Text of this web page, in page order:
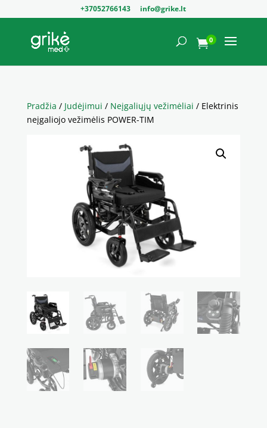
+37052766143 info@grike.lt
0
Pradžia / Judėjimui / Neįgaliųjų vežimėliai / Elektrinis
neįgaliojo vežimėlis POWER-TIM